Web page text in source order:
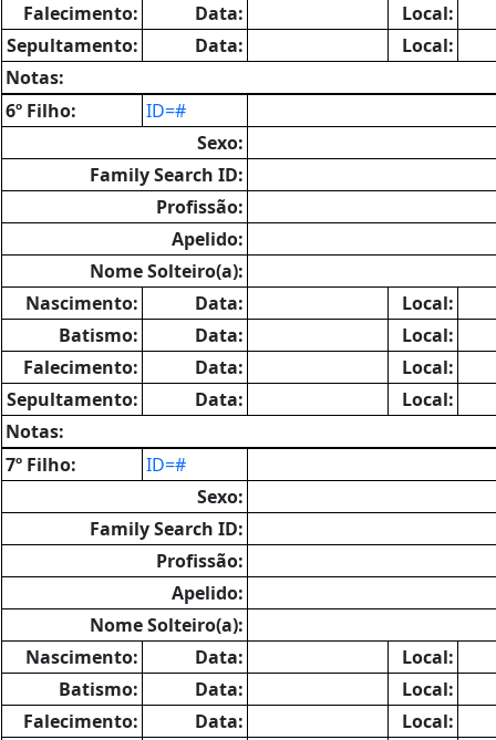
Falecimento:
Data:
Local:
Sepultamento:
Data:
Local:
Notas:
6º Filho:
ID=#
Sexo:
Family Search ID:
Profissão:
Apelido:
Nome Solteiro(a):
Nascimento:
Data:
Local:
Batismo:
Data:
Local:
Falecimento:
Data:
Local:
Sepultamento:
Data:
Local:
Notas:
7º Filho:
ID=#
Sexo:
Family Search ID:
Profissão:
Apelido:
Nome Solteiro(a):
Nascimento:
Data:
Local:
Batismo:
Data:
Local:
Falecimento:
Data:
Local: